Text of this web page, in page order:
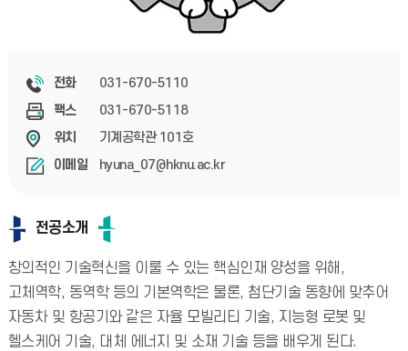
전화
031-670-5110
팩스
031-670-5118
위치
기계공학관 101호
이메일
hyuna_07@hknu.ac.kr
전공소개
창의적인 기술혁신을 이룰 수 있는 핵심인재 양성을 위해,
고체역학, 동역학 등의 기본역학은 물론, 첨단기술 동향에 맞추어
자동차 및 항공기와 같은 자율 모빌리티 기술, 지능형 로봇 및
헬스케어 기술, 대체 에너지 및 소재 기술 등을 배우게 된다.